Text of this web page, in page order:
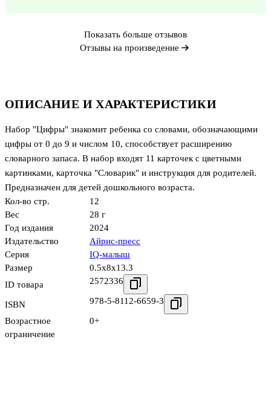
ОПИСАНИЕ И ХАРАКТЕРИСТИКИ
Набор "Цифры" знакомит ребенка со словами, обозначающими
цифры от 0 до 9 и числом 10, способствует расширению
словарного запаса. В набор входят 11 карточек с цветными
картинками, карточка "Словарик" и инструкция для родителей.
Предназначен для детей дошкольного возраста.
Кол-во стр.
12
Вес
28 г
Год издания
2024
Издательство
Айрис-пресс
Серия
IQ-малыш
Размер
0.5x8x13.3
ID товара
2572336
ISBN 978-5-8112-6659-3
Возрастное
ограничение
0+
Показать больше отзывов
Отзывы на произведение